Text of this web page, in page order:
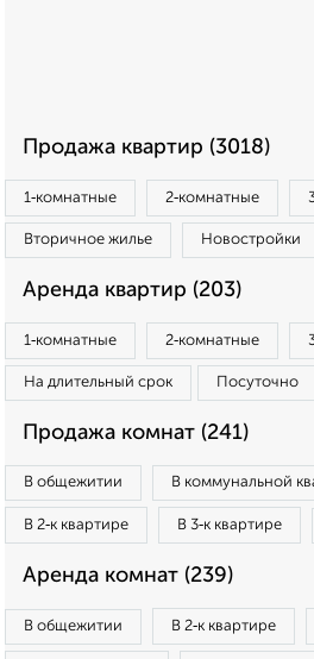
Продажа квартир (3018)
1‑комнатные 2‑комнатные
Вторичное жилье Новостройки
Аренда квартир (203)
1‑комнатные 2‑комнатные
На длительный срок Посуточно
Продажа комнат (241)
В общежитии В коммунальной
В 2‑к квартире В 3‑к квартире
Аренда комнат (239)
В общежитии В 2‑к квартире